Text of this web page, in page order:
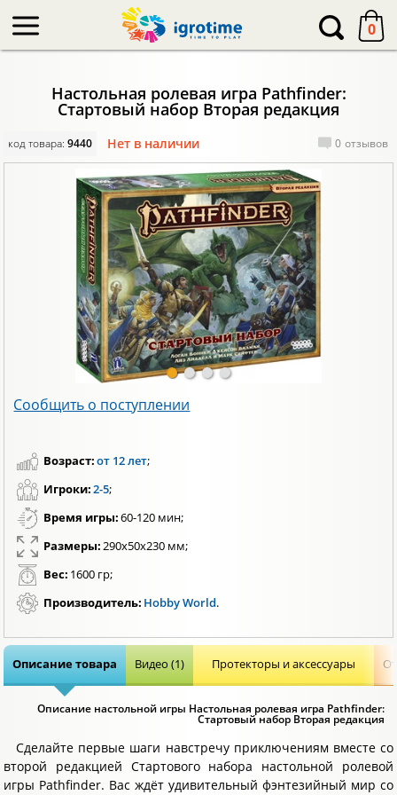
0
Настольная ролевая игра Pathfinder:
Стартовый набор Вторая редакция
код товара:9440 Нет в наличии 0 отзывов
Сообщить о поступлении
Возраст:от 12 лет;
Игроки:2-5;
Время игры:60-120 мин;
Размеры:290х50х230 мм;
Вес: 1600 гр;
Производитель: Hobby World.
Описание товара Видео (1) Протекторы и аксессуары
Описание настольной игры Настольная ролевая игра Pathfinder:
Стартовый набор Вторая редакция
Сделайте первые шаги навстречу приключениям вместе со
второй редакцией Стартового набора настольной ролевой
игры Pathfinder. Вас ждёт удивительный фэнтезийный мир со